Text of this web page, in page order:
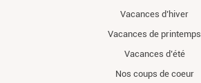
Vacances d’hiver
Vacances de printemps
Vacances d’été
Nos coups de coeur